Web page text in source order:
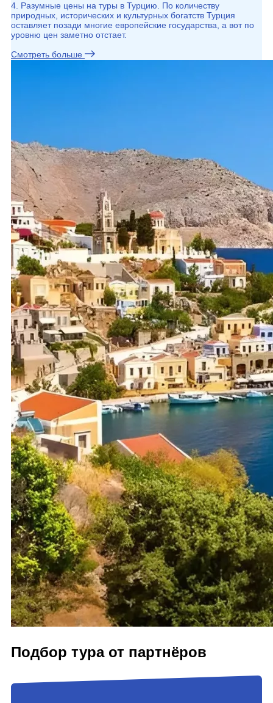
4. Разумные цены на туры в Турцию. По количеству
природных, исторических и культурных богатств Турция
оставляет позади многие европейские государства, а вот по
уровню цен заметно отстает.
Смотреть больше
Подбор тура от партнёров